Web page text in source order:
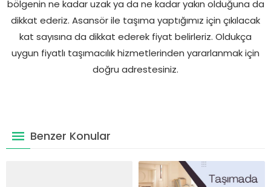
bölgenin ne kadar uzak ya da ne kadar yakın olduğuna da
dikkat ederiz. Asansör ile taşıma yaptığımız için çıkılacak
kat sayısına da dikkat ederek fiyat belirleriz. Oldukça
uygun fiyatlı taşımacılık hizmetlerinden yararlanmak için
doğru adrestesiniz.
Benzer Konular